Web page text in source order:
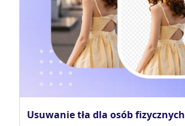
Usuwanie tła dla osób fizycznych